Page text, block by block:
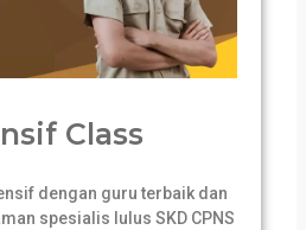
Class
dengan guru terbaik dan
spesialis lulus SKD CPNS